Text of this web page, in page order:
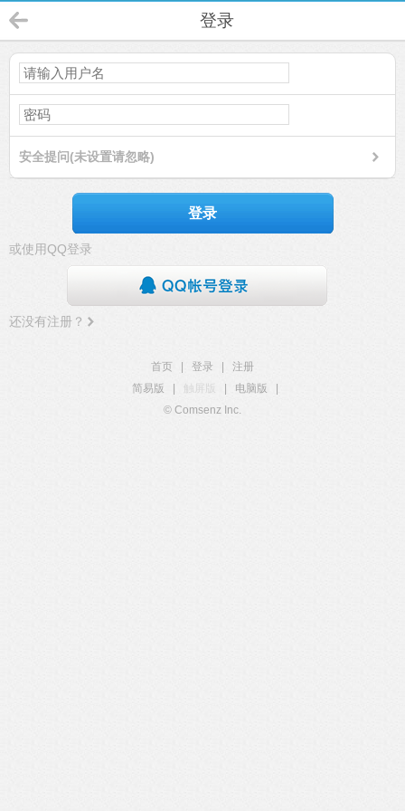
登录
安全提问(未设置请忽略)
登录
或使用QQ登录
还没有注册？
首页 登录
注册
简易版
触屏版 电脑版
© Comsenz Inc.